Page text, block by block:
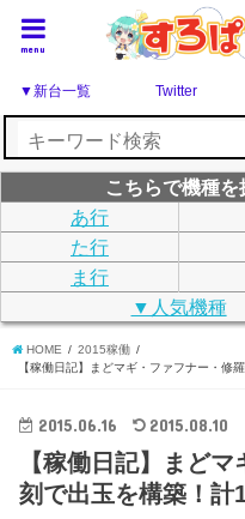
menu
▼新台一覧 Twitter
こちらで機種を
あ行
た行
ま行
▼人気機種
HOME
2015稼働
【稼働日記】まどマギ・ファフナー・修
2015.06.16 2015.08.10
【稼働日記】まど
刻で出玉を構築！計